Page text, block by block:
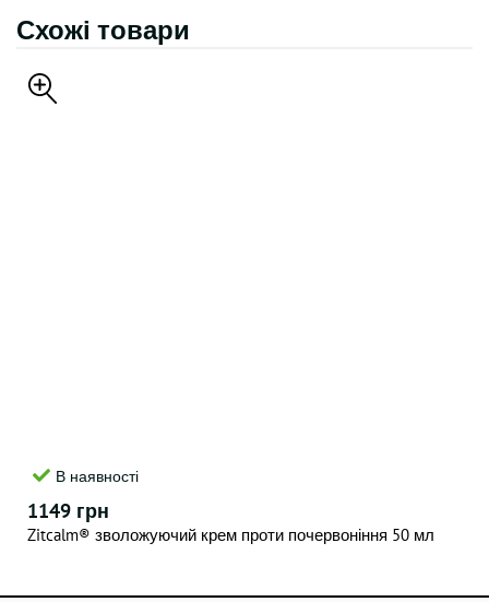
Схожі товари
В наявності
1149 грн
Zitcalm® зволожуючий крем проти почервоніння 50 мл